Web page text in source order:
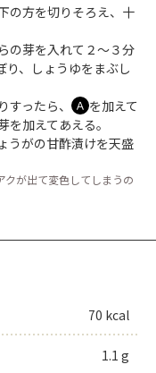
の方を切りそろえ、十
の芽を入れて２～３分
り、しょうゆをまぶし
ったら、 Ａ を加えて
加えてあえる。
うがの甘酢漬けを天盛
クが出て変色してしまうの
70 kcal
1.1 g